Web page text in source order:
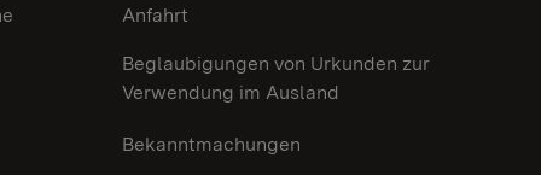
Anfahrt
Beglaubigungen von Urkunden zur
Verwendung im Ausland
Bekanntmachungen